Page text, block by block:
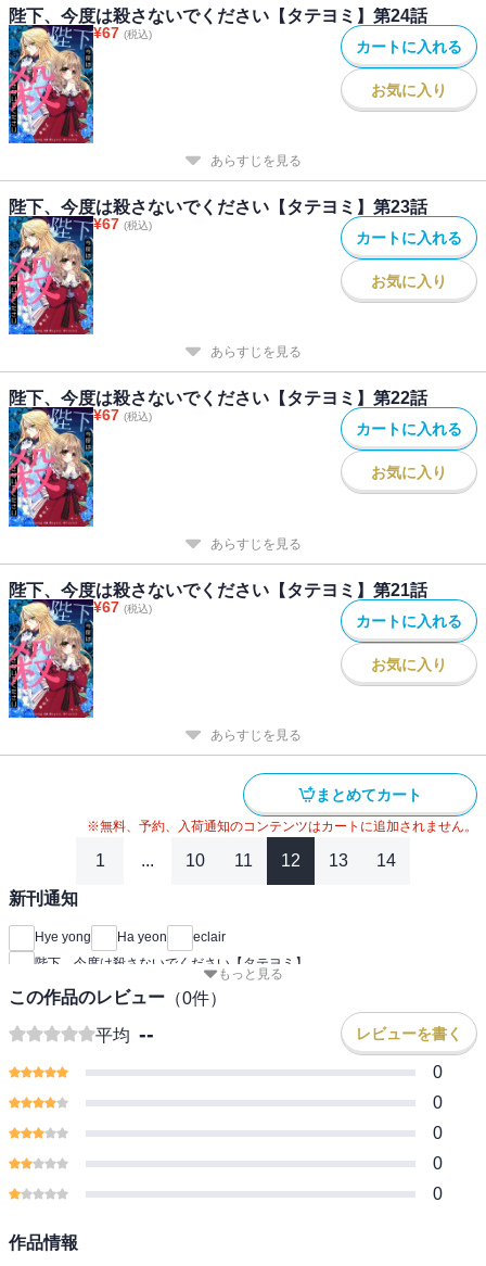
陛下、今度は殺さないでください【タテヨミ】第24話
¥67 (税込)
カートに入れる
お気に入り
あらすじを見る
陛下、今度は殺さないでください【タテヨミ】第23話
¥67 (税込)
カートに入れる
お気に入り
あらすじを見る
陛下、今度は殺さないでください【タテヨミ】第22話
¥67 (税込)
カートに入れる
お気に入り
あらすじを見る
陛下、今度は殺さないでください【タテヨミ】第21話
¥67 (税込)
カートに入れる
お気に入り
あらすじを見る
まとめてカート
※無料、予約、入荷通知のコンテンツはカートに追加されません。
1 ... 10 11 12 13 14
新刊通知
Hye yong Ha yeon
eclair
陛下、今度は殺さないでください【タテヨミ】
もっと見る
この作品のレビュー （0件）
平均 -- レビューを書く
0
0
0
0
0
作品情報